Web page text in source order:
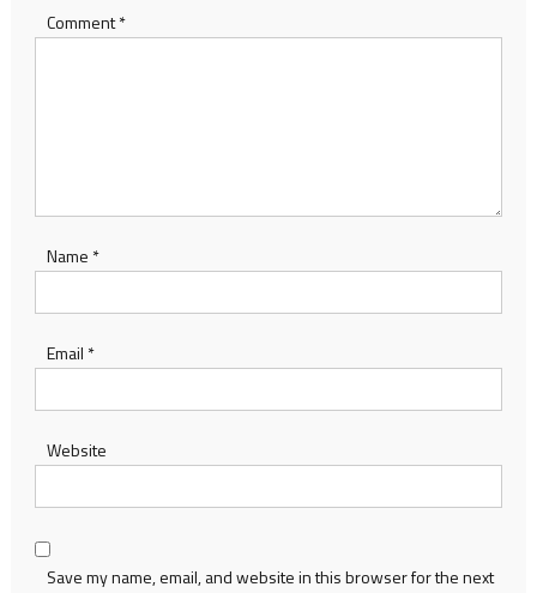
Comment*
Name *
Email *
Website
Save my name, email, and website in this browser for the next